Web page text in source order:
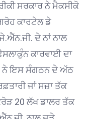
ਸਰਕਾਰ ਨੇ ਮੈਕਸੀਕੋ
ਕਾਰਟੇਲ ਡੇ
ਦੇ ਨਾਂ ਨਾਲ
ਕਾਰਵਾਈ ਦਾ
ਨੇ ਇਸ ਸੰਗਠਨ ਦੇ ਅੱਠ
ਜਾਂ ਸਜ਼ਾ ਤੱਕ
20 ਲੱਖ ਡਾਲਰ ਤੱਕ